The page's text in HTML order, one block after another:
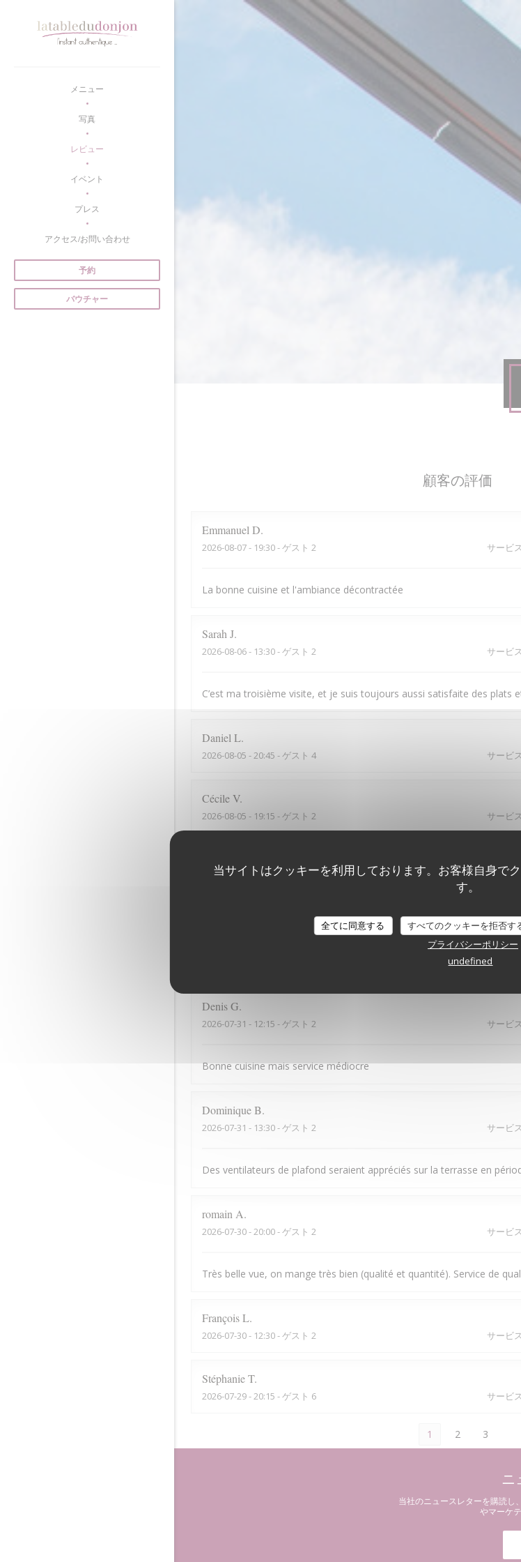
当サイトはクッキーを利用しております。お客様自身で
す。
全てに同意する すべてのクッキーを拒否す
プライバシーポリシー
undefined
メニュー
写真
レビュー
イベント
プレス
アクセス/お問い合わせ
予約
バウチャー
顧客の評価
Emmanuel D
2026-08-07- 19:30 - ゲスト 2 サービス
La bonne cuisine et l'ambiance décontractée
Sarah J
2026-08-06- 13:30 - ゲスト 2 サービス
C’est ma troisième visite, et je suis toujours aussi satisfaite des plats
Daniel L
2026-08-05 - 20:45 - ゲスト 4 サービス
CécileV
2026-08-05 - 19:15 - ゲスト 2 サービス
- 12:45 - ゲスト 7 サービ
La vue de la terrasse est à couper le souffle. Les mets sont
DenisG
2026-07-31 - 12:15 - ゲスト 2 サービス
Bonne cuisine mais service médiocre
DominiqueB
2026-07-31 - 13:30 - ゲスト 2 サービス
Des ventilateurs de plafond seraient appréciés sur la terrasse en
romain A
2026-07-30- 20:00 - ゲスト 2 サービス
Très belle vue, on mange très bien (qualité et quantité). Service de
FrançoisL
2026-07-30- 12:30 - ゲスト 2 サービス
StéphanieT
2026-07-29- 20:15 - ゲスト 6 サービス
1 2 3
ニ
当社のニュースレターを購読し
やマーケ